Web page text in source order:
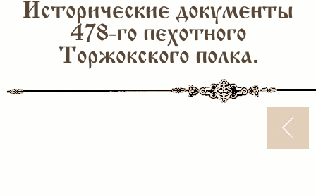
Исторические документы
478-го пехотного
Торжокского полка.